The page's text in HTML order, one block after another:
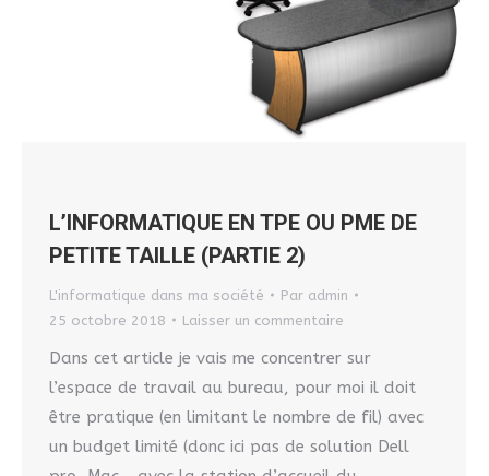
L’INFORMATIQUE EN TPE OU PME DE
PETITE TAILLE (PARTIE 2)
L'informatique dans ma société Par admin
25 octobre 2018
Laisser un commentaire
Dans cet article je vais me concentrer sur
l’espace de travail au bureau, pour moi il doit
être pratique (en limitant le nombre de fil) avec
un budget limité (donc ici pas de solution Dell